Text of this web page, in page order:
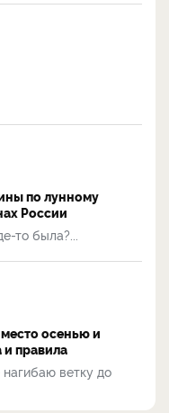
по лунному
России
то была?...
осенью и
и правила
ветку до